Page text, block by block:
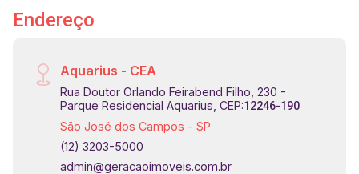
Endereço
Aquarius - CEA
Rua Doutor Orlando Feirabend Filho, 230 -
Parque Residencial Aquarius, CEP:12246-190
São José dos Campos - SP
(12) 3203-5000
admin@geracaoimoveis.com.br